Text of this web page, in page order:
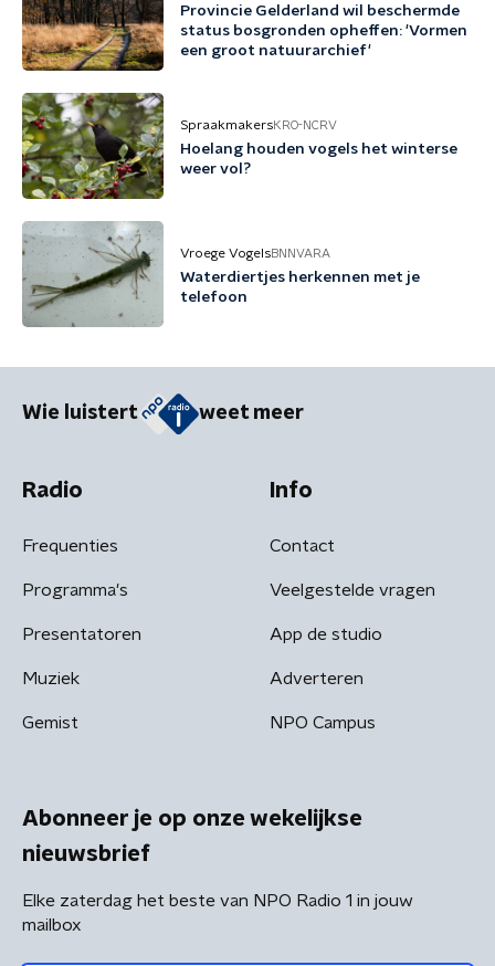
Provincie Gelderland wil beschermde
status bosgronden opheffen: 'Vormen
een groot natuurarchief'
SpraakmakersKRO-NCRV
Hoelang houden vogels het winterse
weer vol?
Vroege VogelsBNNVARA
Waterdiertjes herkennen met je
telefoon
Wie luistert weet meer
Radio
Frequenties
Programma's
Presentatoren
Muziek
Gemist
Info
Contact
Veelgestelde vragen
App de studio
Adverteren
NPO Campus
Abonneer je op onze wekelijkse
nieuwsbrief
Elke zaterdag het beste van NPO Radio 1 in jouw
mailbox